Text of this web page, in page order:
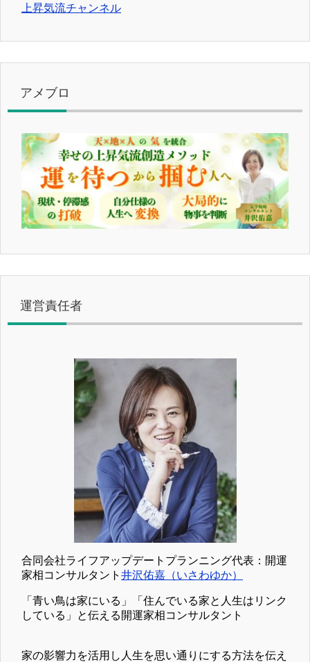
上昇気流チャンネル
アメブロ
運営責任者
合同会社ライフアップデートプランニング代表：開運
家相コンサルタント 井沢佑嘉（いさわゆか）
「青い鳥は家にいる」「住んでいる家と人生はリンク
している」と伝える開運家相コンサルタント
家の影響力を活用し人生を思い通りにする方法を伝え